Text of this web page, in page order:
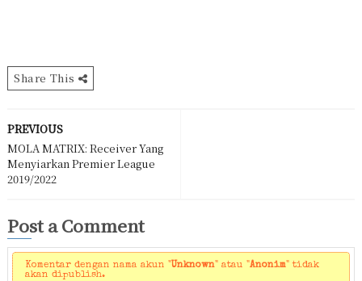
Share This
PREVIOUS
MOLA MATRIX: Receiver Yang
Menyiarkan Premier League
2019/2022
Post a Comment
Komentar dengan nama akun "Unknown" atau "Anonim" tidak
akan dipublish.